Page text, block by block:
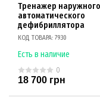
Тренажер наружного
автоматического
дефибриллятора
КОД ТОВАРА: 7930
Есть в наличие
0
18 700 грн